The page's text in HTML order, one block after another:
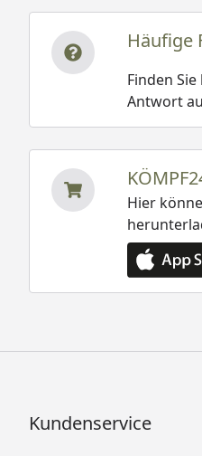
Häufige
Finden
Antwort
Hier
Kundenservice